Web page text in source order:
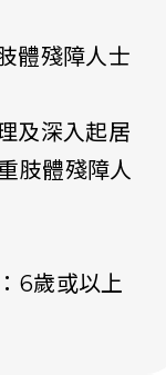
體殘障人士
及深入起居
肢體殘障人
6歲或以上